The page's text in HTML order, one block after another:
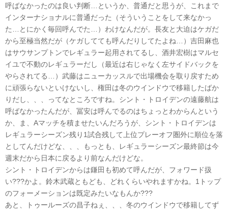
呼ばなかったのは良い判断…というか、普通だと思うが、これまで
インターナショナルに普通だった（そういうことをして来なかっ
た…とにかく毎回呼んでた…）わけなんだが。長友と大迫はケガだ
から至極当然だが（ケガしてても呼んだりしてたよね…）吉田麻也
はサウサンプトンでレギュラー起用されてるし、酒井宏樹はマルセ
イユで不動のレギュラーだし（最近は右じゃなく左サイドバックを
やらされてる…）武藤はニューカッスルで出場機会を取り戻すため
に頑張らないといけないし、権田は冬のウインドウで移籍したばか
りだし、、、ってなところですね。シント・トロイデンの遠藤航は
呼ばなかったんだが、冨安は呼んでるのはちょっとわからんという
か、ま、Aマッチを積ませたいんだろうが、シント・トロイデンは
レギュラーシーズン残り1試合残して上位プレーオフ圏外に順位を落
としてんだけどな、、、もっとも、レギュラーシーズン最終節は今
週末だから日本に戻るより前なんだけどな。
シント・トロイデンからは鎌田も初めて呼んだが、フォワード扱
い???かよ。鈴木武蔵ともども、どれくらいやれますかね。1トップ
のフォーメーションは既定みたいなもんか???
あと、トゥールーズの昌子ねぇ、、、冬のウインドウで移籍してず